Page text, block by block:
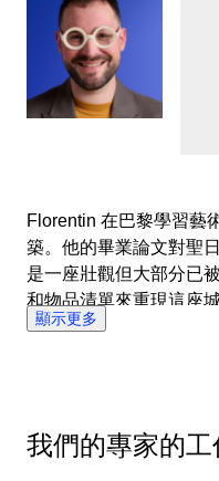
藏，就來探索他的精彩
趨勢所具有的敏銳眼光。
Florentin 在巴黎學習藝
築。他的畢業論文對聖
是一座壯觀但大部分已
和物品清單來重現這座
的過程中，他激發出了
Catawiki，加入了餐具
瓷制甜點餐具套裝，與
顯示更多
我們的專家的工